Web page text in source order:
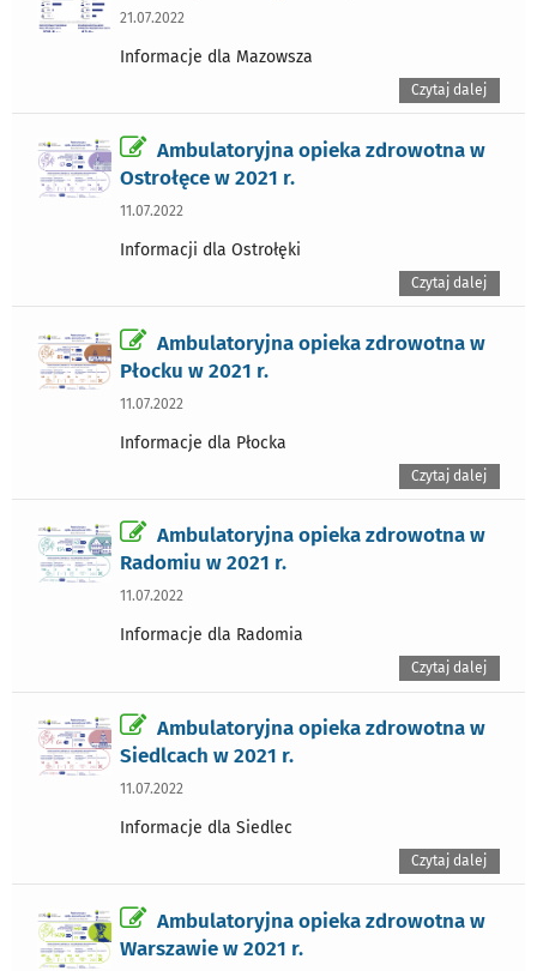
21.07.2022
Informacje dla Mazowsza
Czytaj dalej
Ambulatoryjna opieka zdrowotna w
Ostrołęce w 2021 r.
11.07.2022
Informacji dla Ostrołęki
Czytaj dalej
Ambulatoryjna opieka zdrowotna w
Płocku w 2021 r.
11.07.2022
Informacje dla Płocka
Czytaj dalej
Ambulatoryjna opieka zdrowotna w
Radomiu w 2021 r.
11.07.2022
Informacje dla Radomia
Czytaj dalej
Ambulatoryjna opieka zdrowotna w
Siedlcach w 2021 r.
11.07.2022
Informacje dla Siedlec
Czytaj dalej
Ambulatoryjna opieka zdrowotna w
Warszawie w 2021 r.